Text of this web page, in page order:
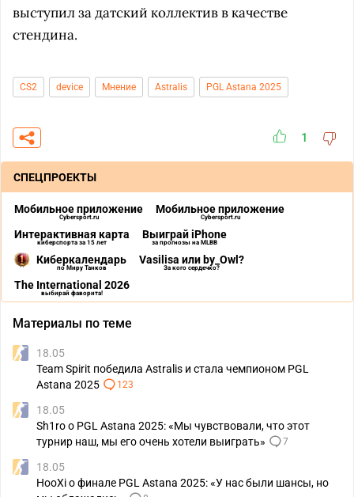
выступил за датский коллектив в качестве
стендина.
CS2 device Мнение Astralis PGL Astana 2025
1
СПЕЦПРОЕКТЫ
Мобильное приложение
Cybersport.ru
Мобильное приложение
Cybersport.ru
Интерактивная карта
киберспорта за 15 лет
Выиграй iPhone
за прогнозы на MLBB
Киберкалендарь
по Миру Танков
Vasilisa или by_Owl?
За кого сердечко?
The International 2026
выбирай фаворита!
Материалы по теме
18.05
Team Spirit победила Astralis и стала чемпионом PGL
Astana 2025
123
18.05
Sh1ro о PGL Astana 2025: «Мы чувствовали, что этот
турнир наш, мы его очень хотели выиграть»
7
18.05
HooXi о финале PGL Astana 2025: «У нас были шансы, но